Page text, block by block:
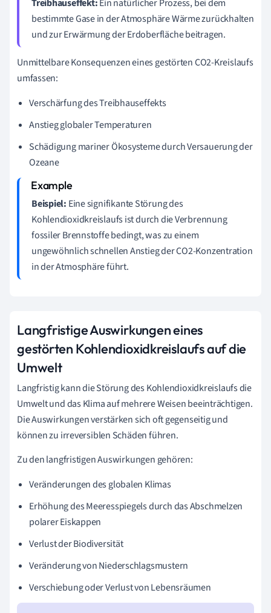
Treibhauseffekt:Ein natürlicher Prozess, bei dem
bestimmte Gase in der Atmosphäre Wärme zurückhalten
und zur Erwärmung der Erdoberfläche beitragen.
Unmittelbare Konsequenzen eines gestörten CO2-Kreislaufs
umfassen:
Verschärfung des Treibhauseffekts
Anstieg globaler Temperaturen
Schädigung mariner Ökosysteme durch Versauerung der
Ozeane
Beispiel: Eine signifikante Störung des
Kohlendioxidkreislaufs ist durch die Verbrennung
fossiler Brennstoffe bedingt, was zu einem
ungewöhnlich schnellen Anstieg der CO2-Konzentration
in der Atmosphäre führt.
Langfristige Auswirkungen eines
gestörten Kohlendioxidkreislaufs auf die
Umwelt
Langfristig kann die Störung des Kohlendioxidkreislaufs die
Umwelt und das Klima auf mehrere Weisen beeinträchtigen.
Die Auswirkungen verstärken sich oft gegenseitig und
können zu irreversiblen Schäden führen.
Zu den langfristigen Auswirkungen gehören:
Veränderungen des globalen Klimas
Erhöhung des Meeresspiegels durch das Abschmelzen
polarer Eiskappen
Verlust der Biodiversität
Veränderung von Niederschlagsmustern
Verschiebung oder Verlust von Lebensräumen